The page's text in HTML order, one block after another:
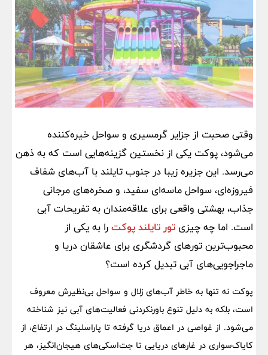
وقتی صحبت از جزایر گرمسیری و سواحل خیره‌کننده
می‌شود، پوکت یکی از نخستین گزینه‌هایی است که به ذهن
می‌رسد. این جزیره زیبا در جنوب تایلند با آب‌های شفاف
فیروزه‌ای، سواحل ماسه‌ای سفید، و صخره‌های مرجانی
جذاب، بهشتی واقعی برای علاقه‌مندان به تفریحات آبی
است. اما چه چیزی تور تایلند پوکترا به یکی از
محبوب‌ترین تورهای گردشگری برای عاشقان دریا و
ماجراجویی‌های آبی تبدیل کرده است؟
پوکت نه تنها به خاطر آب‌های زلال و سواحل بی‌نظیرش معروف
است، بلکه به دلیل تنوع باورنکردنی فعالیت‌های آبی نیز شناخته
می‌شود. از غواصی در اعماق دریا گرفته تا پاراسلینگ در ارتفاع، از
کایاک‌سواری در غارهای دریایی تا جت‌اسکی‌های هیجان‌انگیز، هر